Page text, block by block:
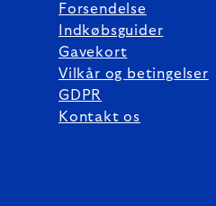
Forsendelse
Indkøbsguider
Gavekort
Vilkår og betingelser
GDPR
Kontakt os